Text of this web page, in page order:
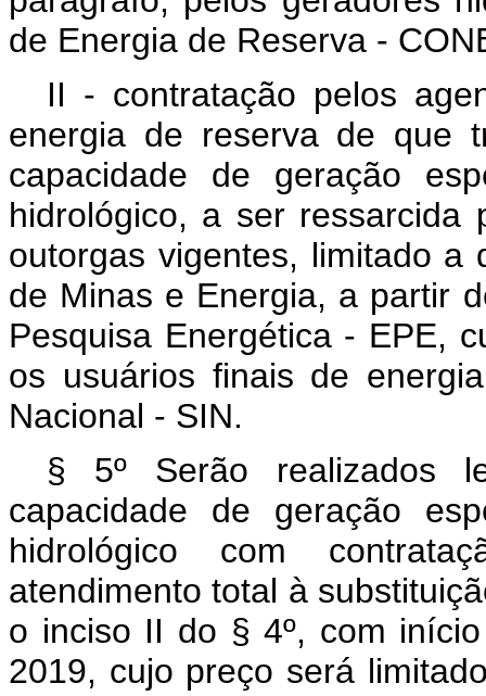
de Energia de Reserva -
II - contratação pelos
energia de reserva de que
capacidade de geração
hidrológico, a ser
outorgas vigentes, limitado a
de Minas e Energia, a partir
Pesquisa Energética - EPE,
os usuários finais de
Nacional - SIN.
§ 5º Serão realizados
capacidade de geração
hidrológico com
atendimento total à
o inciso II do § 4º, com
2019, cujo preço será